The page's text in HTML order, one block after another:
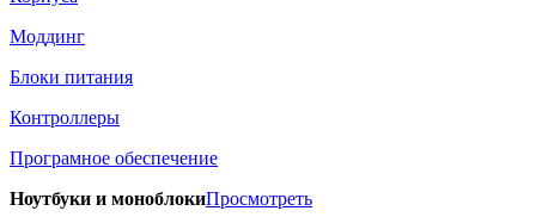
Моддинг
Блоки питания
Контроллеры
Програмное обеспечение
Ноутбуки и моноблокиПросмотреть